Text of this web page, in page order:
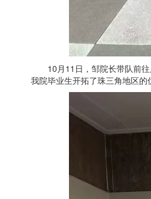
10月11日，邹院长带队前
我院毕业生开拓了珠三角地区